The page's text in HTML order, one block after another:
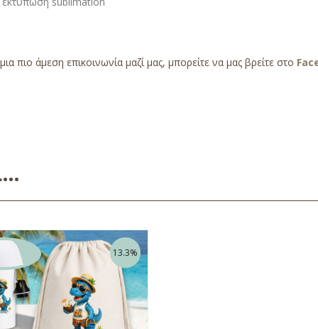
πιο άμεση επικοινωνία μαζί μας, μπορείτε να μας βρείτε στο
13.3%